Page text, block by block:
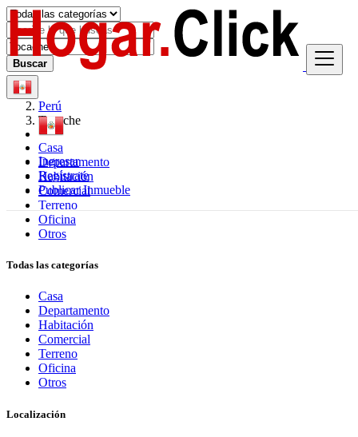
Ingresar
Regístrate
Publicar Inmueble
Buscar
Perú
Tocache
Casa
Departamento
Habitación
Comercial
Terreno
Oficina
Otros
Todas las categorías
Casa
Departamento
Habitación
Comercial
Terreno
Oficina
Otros
Localización